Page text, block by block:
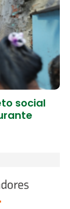
social